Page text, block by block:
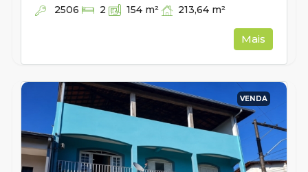
2506 2 154 m² 213,64 m²
Mais
VENDA